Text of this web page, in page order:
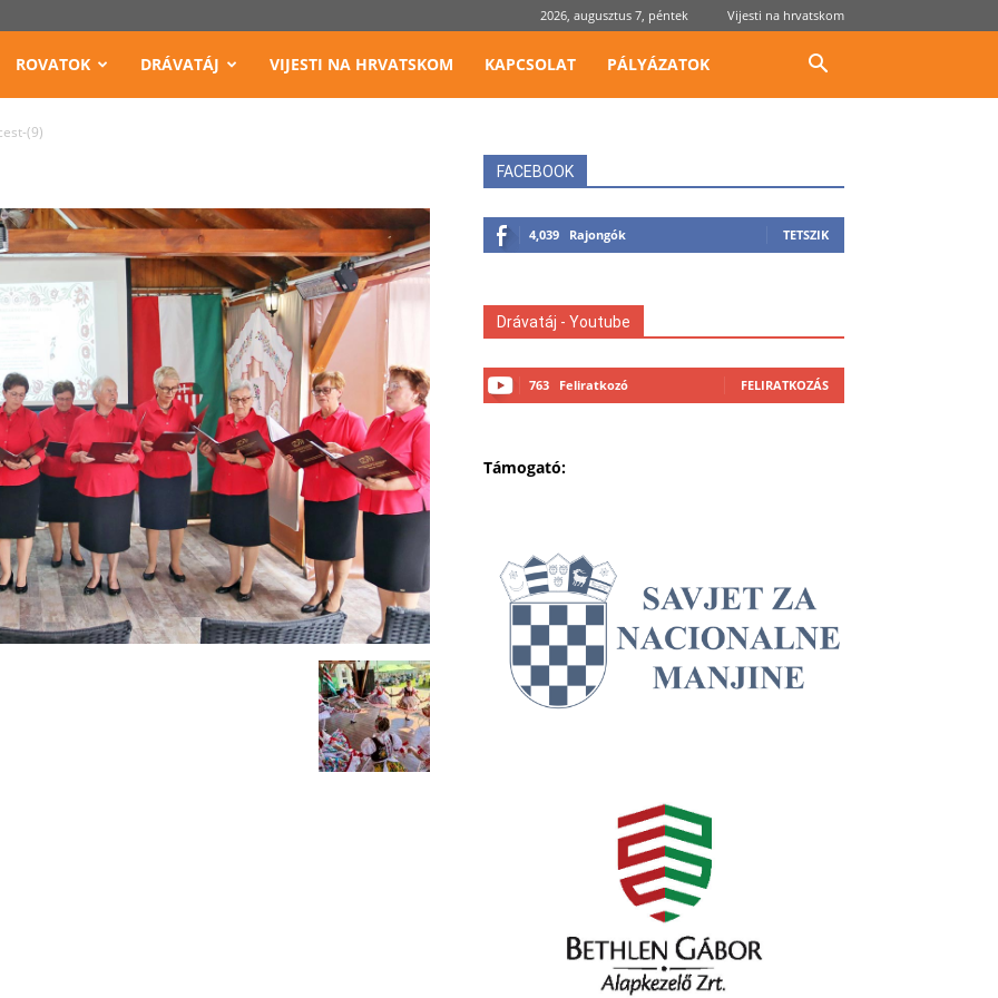
2026, augusztus 7, péntek Vijesti na hrvatskom
ROVATOK DRÁVATÁJ VIJESTI NA HRVATSKOM KAPCSOLAT PÁLYÁZATOK
(9)
FACEBOOK
4,039 Rajongók TETSZIK
Drávatáj - Youtube
763 Feliratkozó FELIRATKOZÁS
Támogató: